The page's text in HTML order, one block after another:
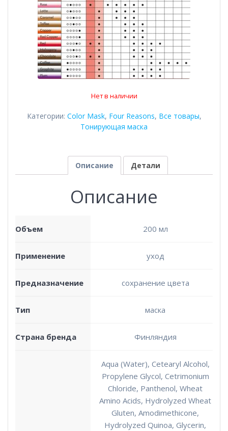
Нет в наличии
Категории: Color Mask, Four Reasons, Все товары,
Тонирующая маска
Описание Детали
Описание
Объем 200 мл
Применение уход
Предназначение сохранение цвета
Тип маска
Страна бренда Финляндия
Aqua (Water), Cetearyl Alcohol,
Propylene Glycol, Cetrimonium
Chloride, Panthenol, Wheat
Amino Acids, Hydrolyzed Wheat
Gluten, Amodimethicone,
Hydrolyzed Quinoa, Glycerin,